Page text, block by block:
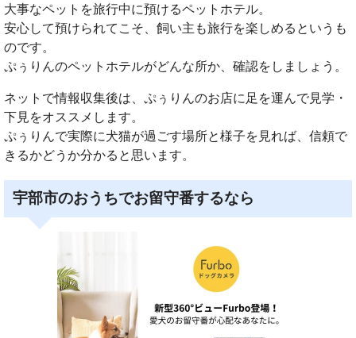
大事なペットを旅行中に預けるペットホテル。
安心して預けられてこそ、飼い主も旅行を楽しめるというも
のです。
ぷぅりんのペットホテルがどんな所か、確認をしましょう。
ネットで情報収集後は、ぷぅりんのお店に足を運んで見学・
下見をオススメします。
ぷぅりんで実際に犬猫が過ごす場所と様子を見れば、信頼で
きるかどうか分かると思います。
宇部市のおうちでお留守番するなら